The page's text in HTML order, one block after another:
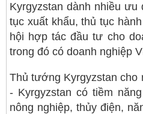
Kyrgyzstan dành nhiều ưu
tục xuất khẩu, thủ tục
hội hợp tác đầu tư cho
trong đó có doanh nghiệp
Thủ tướng Kyrgyzstan cho
- Kyrgyzstan có tiềm
nông nghiệp, thủy điện,